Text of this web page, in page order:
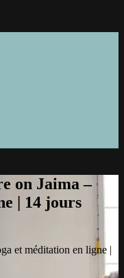
on Jaima –
| 14 jours
et méditation en ligne |